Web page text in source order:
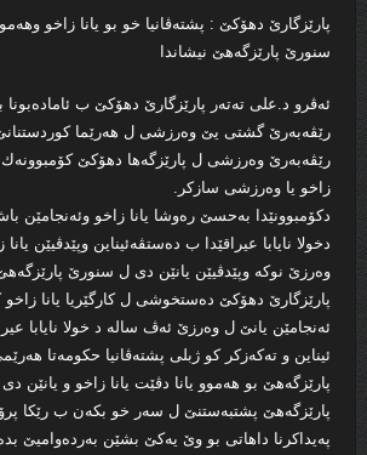
پارێزگارێ دهۆكێ : پشته‌ڤانیا خو بو یانا زاخو
سنورێ پارێزگه‌هێ نیشاندا
ئه‌ڤرو د.على ته‌ته‌ر پارێزگارێ دهۆكێ ب
رێڤه‌به‌رێ گشتى یێ وه‌رزشى ل هه‌رێما
رێڤه‌به‌رێ وه‌رزشى ل پارێزگه‌ها دهۆكێ كۆمبوونه‌ك
زاخو یا وه‌رزشى سازكر.
دكۆمبوونێدا به‌حسێ ره‌وشا یانا زاخو وئه‌نجامێن
دخولا نایابا عیراقێدا ب ده‌ستڤه‌ئیناین وپێدڤیێن یانا
وه‌رزێ نوكه‌ وپێدڤیێن یانێن دى ل سنورێ
پارێزگارێ دهۆكێ ده‌ستخوشى ل كارگێریا یانا
ئه‌نجامێن یانێ ل وه‌رزێ ئه‌ڤ ساله‌ د خولا نایابا
ئیناین و ته‌كه‌زكر كو ژبلى پشته‌ڤانیا حكومه‌تا
پارێزگه‌هێ بو هه‌موو یانا دڤێت یانا زاخو و یانێن
پارێزگه‌هێ پشتبه‌ستنێ ل سه‌ر خو بكه‌ن ب رێكا
په‌یداكرنا داهاتى بو وێ یه‌كێ بشێن به‌رده‌وامیێ